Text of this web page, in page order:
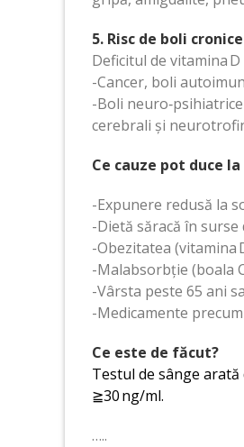
5. Risc de boli cronice
Deficitul de vitamina
-Cancer, boli
-Boli
cerebrali și
Ce cauze pot duce
-Expunere redusă la
-Dietă săracă în
-Obezitatea (vitamina
-Malabsorbție (boala
-Vârsta peste 65 ani
-Medicamente
Ce este de făcut?
Testul de sânge
≧30 ng/ml.
…..